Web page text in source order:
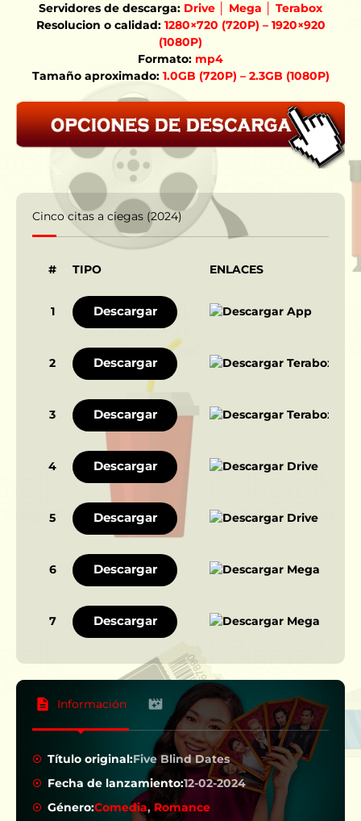
Servidores de descarga: Drive │ Mega │ Terabox
Resolucion o calidad: 1280×720 (720P) – 1920×920
(1080P)
Formato: mp4
Tamaño aproximado: 1.0GB (720P) – 2.3GB (1080P)
Cinco citas a ciegas (2024)
# TIPO ENLACES
1 Descargar
2 Descargar
3 Descargar
4 Descargar
5 Descargar
6 Descargar
7 Descargar
Información
Título original:Five Blind Dates
Fecha de lanzamiento:12-02-2024
Género:Comedia, Romance